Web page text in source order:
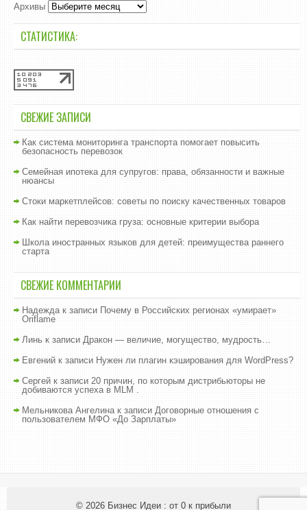
Архивы
СТАТИСТИКА:
СВЕЖИЕ ЗАПИСИ
Как система мониторинга транспорта помогает повысить
безопасность перевозок
Семейная ипотека для супругов: права, обязанности и важные
нюансы
Стоки маркетплейсов: советы по поиску качественных товаров
Как найти перевозчика груза: основные критерии выбора
Школа иностранных языков для детей: преимущества раннего
старта
СВЕЖИЕ КОММЕНТАРИИ
Надеждак записи Почему в Российских регионах «умирает»
Oriflame
Линь к записи Дракон — величие, могущество, мудрость…
Евгений к записи Нужен ли плагин кэширования для WordPress?
Сергей к записи 20 причин, по которым дистрибьюторы не
добиваются успеха в MLM .
Мельникова Ангелинак записи Договорные отношения с
пользователем МФО «До Зарплаты»
© 2026 Бизнес Идеи : от 0 к прибыли